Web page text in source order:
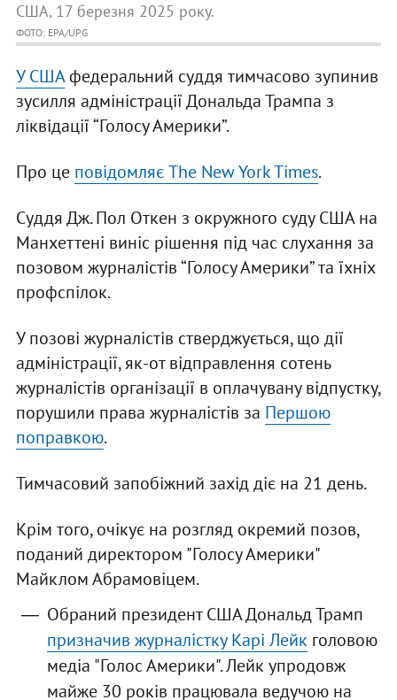
США, 17 березня 2025 року.
ФОТО: EPA/UPG
У СШАфедеральний суддя тимчасово зупинив
зусилля адміністрації Дональда Трампа з
ліквідації “Голосу Америки”.
Про це повідомляє The New York Times.
Суддя Дж. Пол Откен з окружного суду США на
Манхеттені виніс рішення під час слухання за
позовом журналістів “Голосу Америки” та їхніх
профспілок.
У позові журналістів стверджується, що дії
адміністрації, як-от відправлення сотень
журналістів організації в оплачувану відпустку,
порушили права журналістів за Першою
поправкою.
Тимчасовий запобіжний захід діє на 21 день.
Крім того, очікує на розгляд окремий позов,
поданий директором "Голосу Америки"
Майклом Абрамовіцем.
Обраний президент США Дональд Трамп
призначив журналістку Карі Лейк головою
медіа "Голос Америки". Лейк упродовж
майже 30 років працювала ведучою на